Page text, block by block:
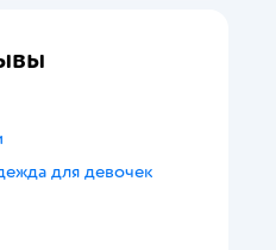
для девочек